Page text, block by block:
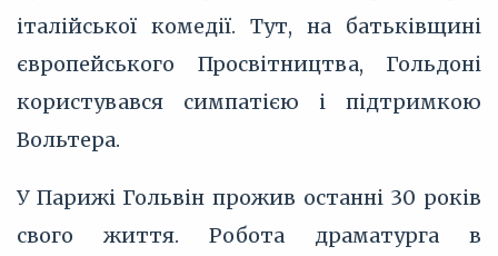
італійської комедії. Тут, на батьківщині
європейського Просвітництва, Гольдоні
користувався симпатією і підтримкою
Вольтера.
У Парижі Гольвін прожив останні 30 років
свого життя. Робота драматурга в